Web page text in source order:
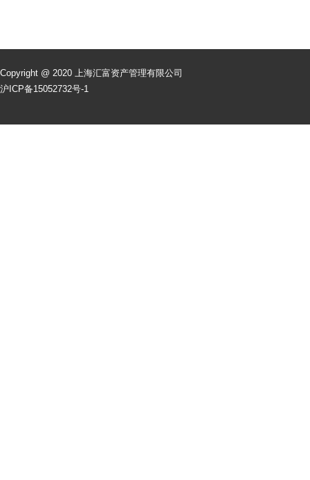
Copyright @ 2020 上海汇富资产管理有限公司
沪ICP备15052732号-1